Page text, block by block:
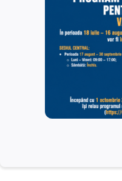
Vezi mai multe